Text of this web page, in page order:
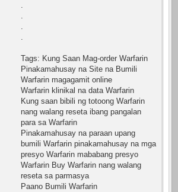
.
.
.
.
Tags: Kung Saan Mag-order Warfarin
Pinakamahusay na Site na Bumili
Warfarin magagamit online
Warfarin klinikal na data Warfarin
Kung saan bibili ng totoong Warfarin
nang walang reseta ibang pangalan
para sa Warfarin
Pinakamahusay na paraan upang
bumili Warfarin pinakamahusay na mga
presyo Warfarin mababang presyo
Warfarin Buy Warfarin nang walang
reseta sa parmasya
Paano Bumili Warfarin